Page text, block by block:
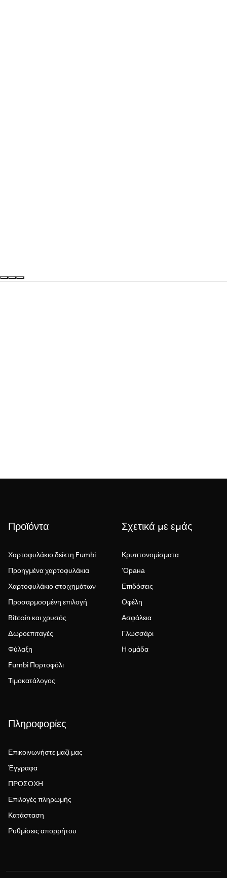
Προϊόντα
Χαρτοφυλάκιο δείκτη Fumbi
Προηγμένα χαρτοφυλάκια
Χαρτοφυλάκιο στοιχημάτων
Προσαρμοσμένη επιλογή
Bitcoin και χρυσός
Δωροεπιταγές
Φύλαξη
Fumbi Πορτοφόλι
Τιμοκατάλογος
Σχετικά με εμάς
Κρυπτονομίσματα
'Орана
Επιδόσεις
Οφέλη
Ασφάλεια
Γλωσσάρι
Η ομάδα
Πληροφορίες
Επικοινωνήστε μαζί μας
Έγγραφα
ΠΡΟΣΟΧΗ
Επιλογές πληρωμής
Κατάσταση
Ρυθμίσεις απορρήτου